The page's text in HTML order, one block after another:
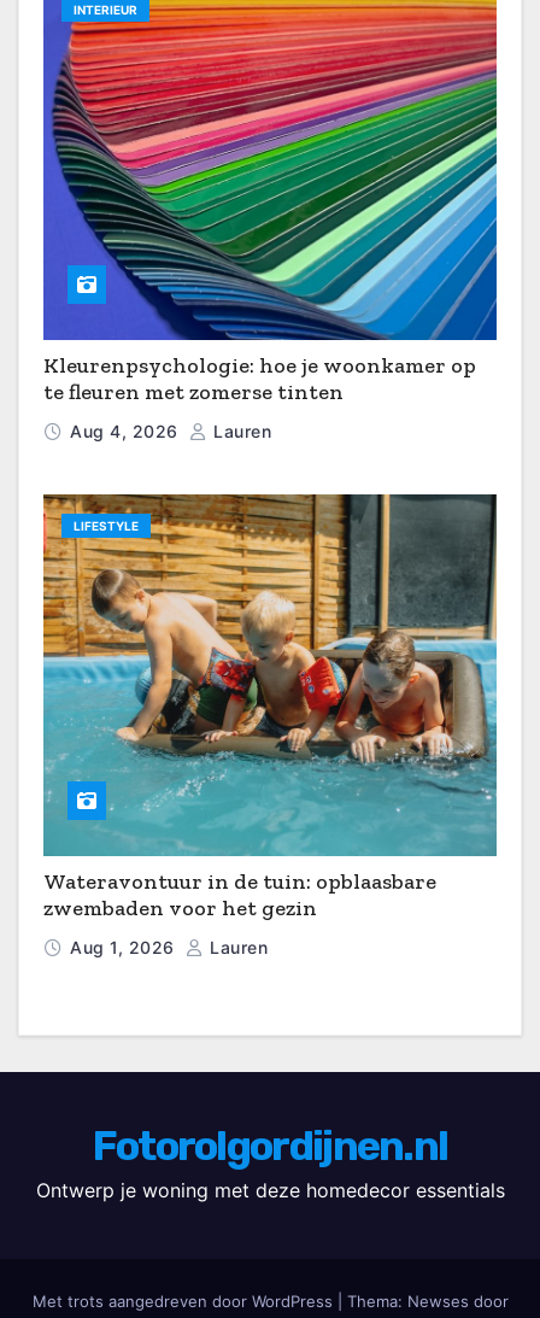
INTERIEUR
Kleurenpsychologie: hoe je woonkamer op
te fleuren met zomerse tinten
Aug 4, 2026 Lauren
LIFESTYLE
Wateravontuur in de tuin: opblaasbare
zwembaden voor het gezin
Aug 1, 2026 Lauren
Fotorolgordijnen.nl
Ontwerp je woning met deze homedecor essentials
Met trots aangedreven door WordPress
Thema: Newses door